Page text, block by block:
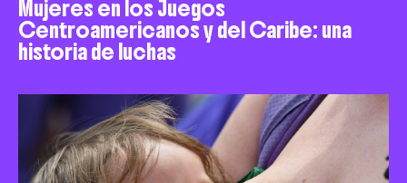
Mujeres en los Juegos
Centroamericanos y del Caribe: una
historia de luchas